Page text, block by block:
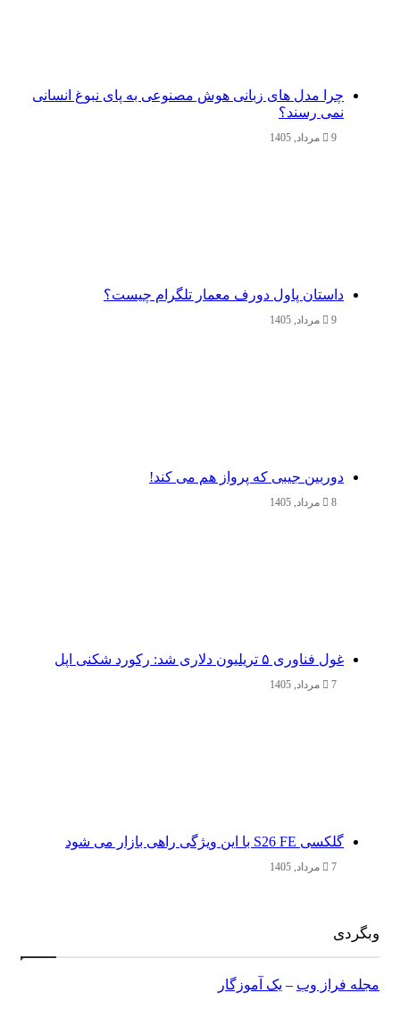
چرا مدل‌ های زبانی هوش مصنوعی به پای نبوغ انسانی
نمی‌ رسند؟
9 مرداد, 1405
داستان پاول دورف معمار تلگرام چیست؟
9 مرداد, 1405
دوربین جیبی که پرواز هم می‌ کند!
8 مرداد, 1405
غول فناوری ۵ تریلیون دلاری شد: رکورد شکنی اپل
7 مرداد, 1405
گلکسی S26 FE با این ویژگی راهی بازار می شود
7 مرداد, 1405
وبگردی
مجله فراز وب– یک آموزگار